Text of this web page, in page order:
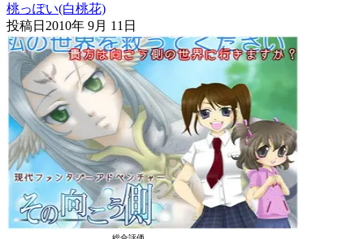
桃っぽい(白桃花)
投稿日 2010年 9月 11日